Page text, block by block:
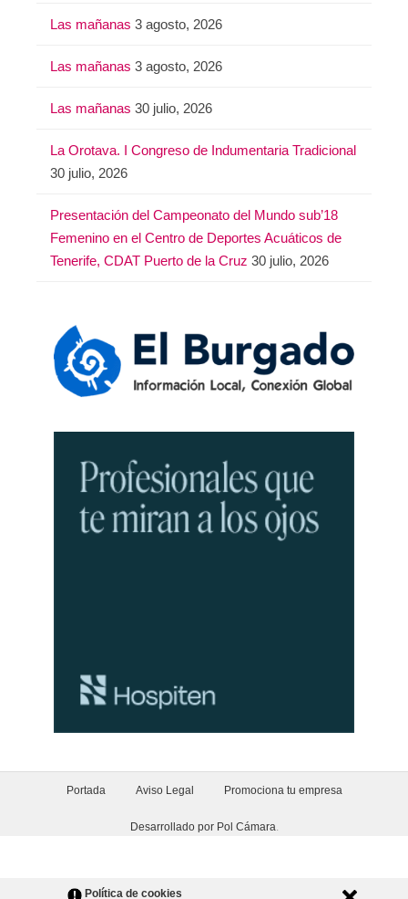
Política de cookies
Las mañanas 3 agosto, 2026
Las mañanas 3 agosto, 2026
Las mañanas 30 julio, 2026
La Orotava. I Congreso de Indumentaria Tradicional
30 julio, 2026
Presentación del Campeonato del Mundo sub’18
Femenino en el Centro de Deportes Acuáticos de
Tenerife, CDAT Puerto de la Cruz 30 julio, 2026
Portada Aviso Legal Promociona tu empresa
Desarrollado por Pol Cámara.